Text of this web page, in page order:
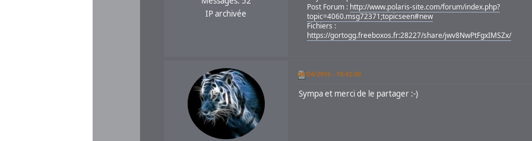
IP archivée
Post Forum : http://www.polaris-site.com/forum/index.php?
topic=4060.msg72371;topicseen#new
Fichiers :
https://gortogg.freeboxos.fr:28227/share/jwv8NwPtFgxIMSZx/
04/04/2016 - 10:42:00
Sympa et merci de le partager :-)